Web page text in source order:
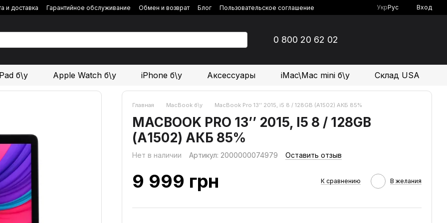
и доставка Гарантийное обслуживание Обмен и возврат Блог
Пользовательское соглашение
УкрРус Вход
0 800 20 62 02
б\у Apple Watch б\у iPhone б\у Аксессуары iMac\Mac mini б\у Склад USA
Главная MacBook б\у MacBook Pro 13’’ 2015, i5 8 / 128GB (А1502) АКБ 85%
MACBOOK PRO 13’’ 2015, I5 8 / 128GB
(А1502) АКБ 85%
Нет в наличии Артикул: 2000000074979 Оставить отзыв
9 999 грн К сравнению В желания